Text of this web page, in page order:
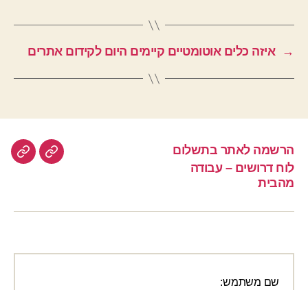
→ איזה כלים אוטומטיים קיימים היום לקידום אתרים
הרשמה לאתר בתשלום
לוח דרושים – עבודה
מהבית
הרשמה
לוח
שם משתמש: